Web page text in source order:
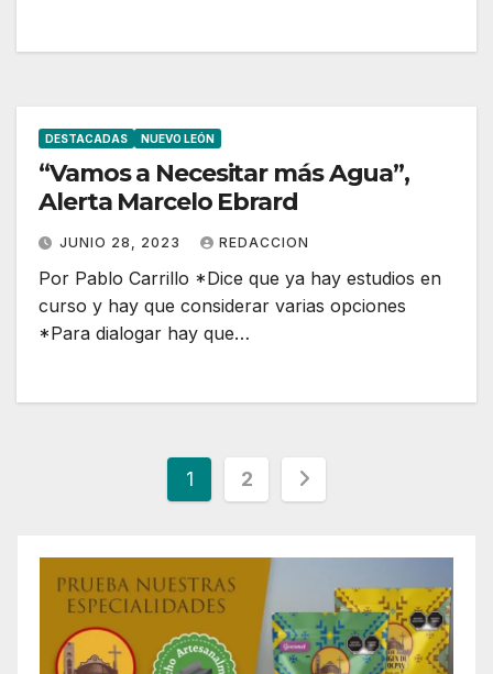
DESTACADAS NUEVO LEÓN
“Vamos a Necesitar más Agua”,
Alerta Marcelo Ebrard
JUNIO 28, 2023 REDACCION
Por Pablo Carrillo *Dice que ya hay estudios en
curso y hay que considerar varias opciones
*Para dialogar hay que…
Paginación
entradas
1 2